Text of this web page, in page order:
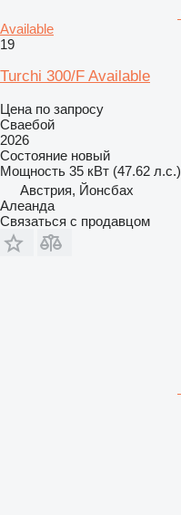
Available
19
Turchi 300/F Available
Цена по запросу
Сваебой
2026
Состояние новый
Мощность 35 кВт (47.62 л.с.)
Австрия, Йонсбах
Алеанда
Связаться с продавцом